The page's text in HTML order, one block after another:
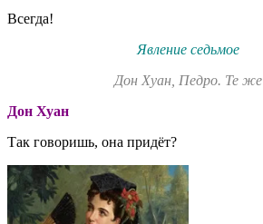
Всегда!
Явление седьмое
Дон Хуан, Педро. Те же
Дон Хуан
Так говоришь, она придёт?